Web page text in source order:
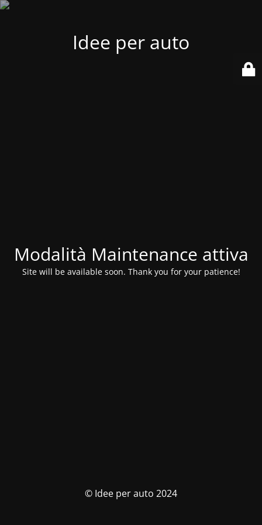
Idee per auto
Modalità Maintenance attiva
Site will be available soon. Thank you for your patience!
© Idee per auto 2024